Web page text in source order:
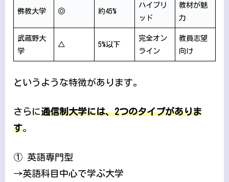
佛教大学 ◎ 約45%
ハイブリ
ッド
教材が魅
力
武蔵野大
学
△ 5%以下
完全オン
ライン
教員志望
向け
というような特徴があります。
さらに通信制大学には、2つのタイプがありま
す。
① 英語専門型
→英語科目中心で学ぶ大学